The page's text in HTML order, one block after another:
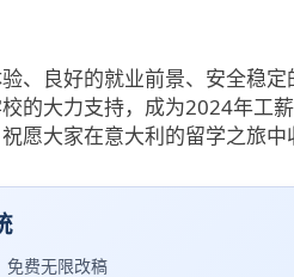
、良好的就业前景、安全稳
的大力支持，成为2024年工
愿大家在意大利的留学之旅中
免费无限改稿